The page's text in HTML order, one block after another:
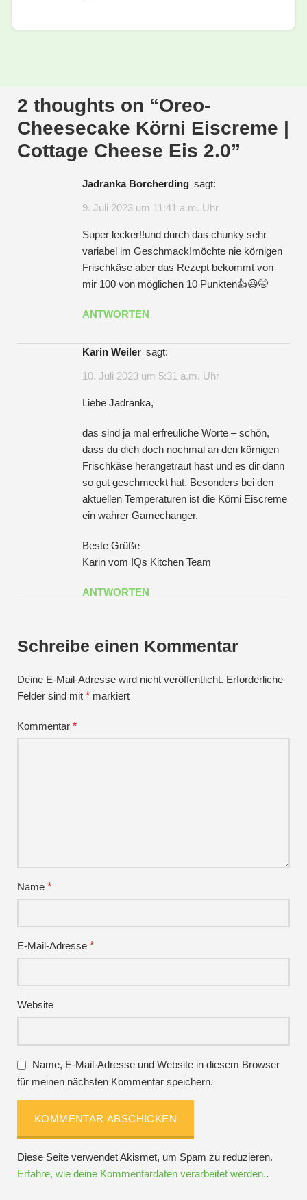
2 thoughts on “Oreo-
Cheesecake Körni Eiscreme |
Cottage Cheese Eis 2.0”
Jadranka Borcherding sagt:
9. Juli 2023 um 11:41 a.m. Uhr
Super lecker!!und durch das chunky sehr
variabel im Geschmack!möchte nie körnigen
Frischkäse aber das Rezept bekommt von
mir 100 von möglichen 10 Punkten👍😃🤭
ANTWORTEN
Karin Weiler sagt:
10. Juli 2023 um 5:31 a.m. Uhr
Liebe Jadranka,
das sind ja mal erfreuliche Worte – schön,
dass du dich doch nochmal an den körnigen
Frischkäse herangetraut hast und es dir dann
so gut geschmeckt hat. Besonders bei den
aktuellen Temperaturen ist die Körni Eiscreme
ein wahrer Gamechanger.
Beste Grüße
Karin vom IQs Kitchen Team
ANTWORTEN
Schreibe einen Kommentar
Deine E-Mail-Adresse wird nicht veröffentlicht. Erforderliche
Felder sind mit * markiert
Kommentar *
Name *
E-Mail-Adresse *
Website
Name, E-Mail-Adresse und Website in diesem Browser
für meinen nächsten Kommentar speichern.
Diese Seite verwendet Akismet, um Spam zu reduzieren.
Erfahre, wie deine Kommentardaten verarbeitet werden..